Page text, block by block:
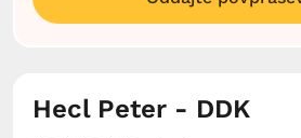
Hecl Peter - DDK